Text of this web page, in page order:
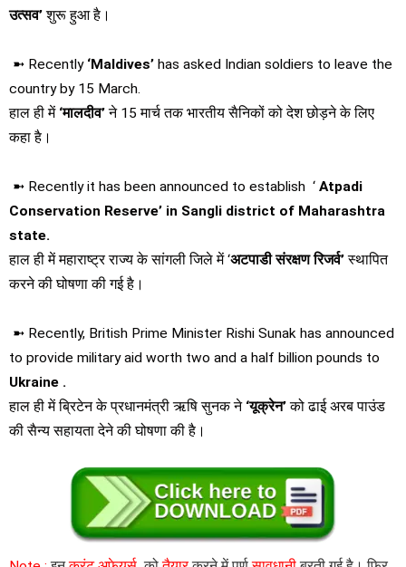
उत्सव’शुरू हुआ है।
➼ Recently ‘Maldives’ has asked Indian soldiers to leave the
country by 15 March.
हाल ही में ‘मालदीव’ने 15 मार्च तक भारतीय सैनिकों को देश छोड़ने के लिए
कहा है।
➼ Recently it has been announced to establish ‘ Atpadi
Conservation Reserve’ in Sangli district of Maharashtra
state.
हाल ही में महाराष्ट्र राज्य के सांगली जिले में ‘अटपाडी संरक्षण रिजर्व’स्थापित
करने की घोषणा की गई है।
➼ Recently, British Prime Minister Rishi Sunak has announced
to provide military aid worth two and a half billion pounds to
Ukraine .
हाल ही में ब्रिटेन के प्रधानमंत्री ऋषि सुनक ने ‘यूक्रेन’को ढाई अरब पाउंड
की सैन्य सहायता देने की घोषणा की है।